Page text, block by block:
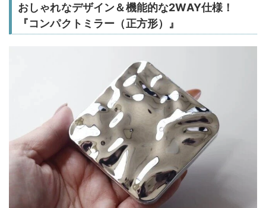
おしゃれなデザイン＆機能的な2WAY仕様！
『コンパクトミラー（正方形）』